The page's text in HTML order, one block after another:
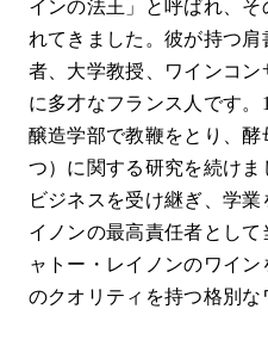
インの法王」と呼ばれ、
れてきました。彼が持つ
者、大学教授、ワインコ
に多才なフランス人です
醸造学部で教鞭をとり、
つ）に関する研究を続け
ビジネスを受け継ぎ、学
イノンの最高責任者とし
ャトー・レイノンのワイ
のクオリティを持つ格別な